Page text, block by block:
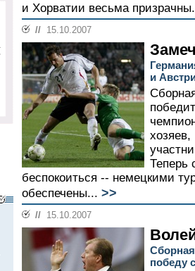
и Хорватии весьма
// 15.10.2007
и
Теперь
беспокоиться -- немецкими
обеспечены... >>
// 15.10.2007
победу